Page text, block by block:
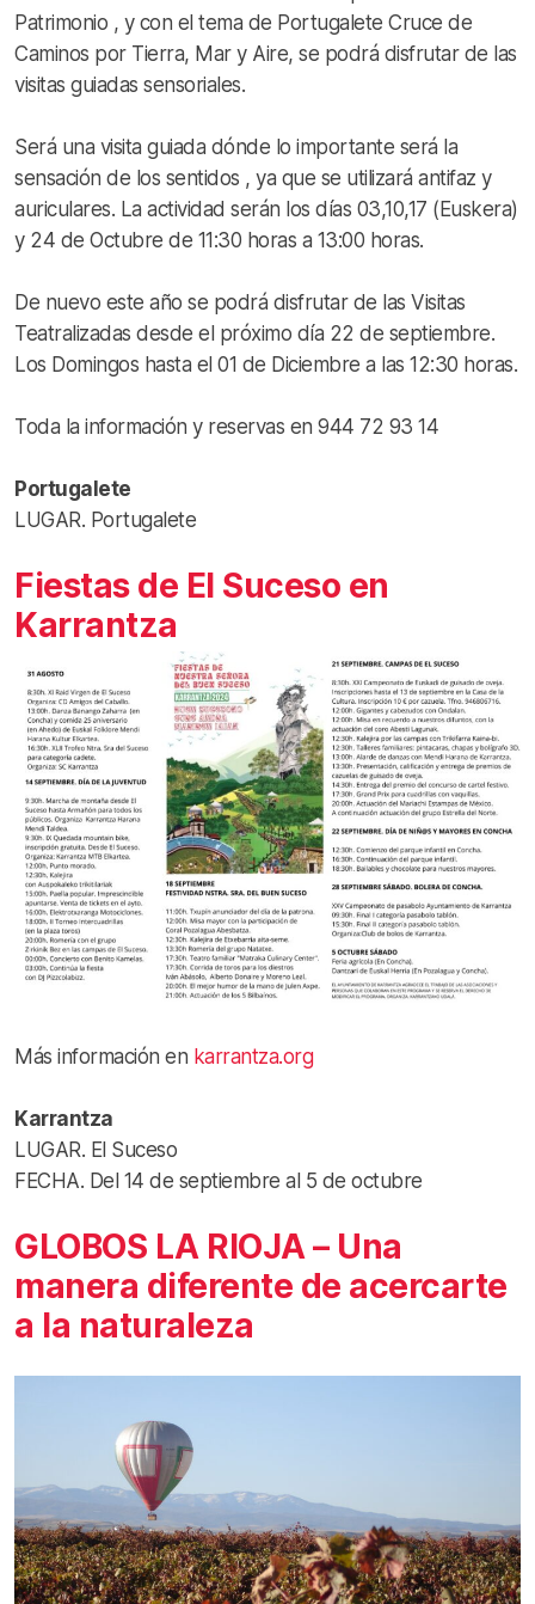
Patrimonio , y con el tema de Portugalete Cruce de
Caminos por Tierra, Mar y Aire, se podrá disfrutar de las
visitas guiadas sensoriales.
Será una visita guiada dónde lo importante será la
sensación de los sentidos , ya que se utilizará antifaz y
auriculares. La actividad serán los días 03,10,17 (Euskera)
y 24 de Octubre de 11:30 horas a 13:00 horas.
De nuevo este año se podrá disfrutar de las Visitas
Teatralizadas desde el próximo día 22 de septiembre.
Los Domingos hasta el 01 de Diciembre a las 12:30 horas.
Toda la información y reservas en 944 72 93 14
Portugalete
LUGAR. Portugalete
Fiestas de El Suceso en
Karrantza
Más información en karrantza.org
Karrantza
LUGAR. El Suceso
FECHA. Del 14 de septiembre al 5 de octubre
GLOBOS LA RIOJA – Una
manera diferente de acercarte
a la naturaleza